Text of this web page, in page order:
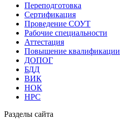
Переподготовка
Сертификация
Проведение СОУТ
Рабочие специальности
Аттестация
Повышение квалификации
ДОПОГ
БДД
ВИК
НОК
НРС
Разделы сайта